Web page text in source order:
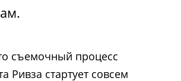
съемочный процесс
Ривза стартует совсем